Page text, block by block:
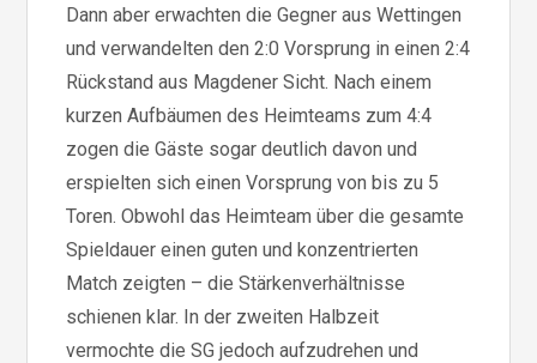
Dann aber erwachten die Gegner aus Wettingen
und verwandelten den 2:0 Vorsprung in einen 2:4
Rückstand aus Magdener Sicht. Nach einem
kurzen Aufbäumen des Heimteams zum 4:4
zogen die Gäste sogar deutlich davon und
erspielten sich einen Vorsprung von bis zu 5
Toren. Obwohl das Heimteam über die gesamte
Spieldauer einen guten und konzentrierten
Match zeigten – die Stärkenverhältnisse
schienen klar. In der zweiten Halbzeit
vermochte die SG jedoch aufzudrehen und